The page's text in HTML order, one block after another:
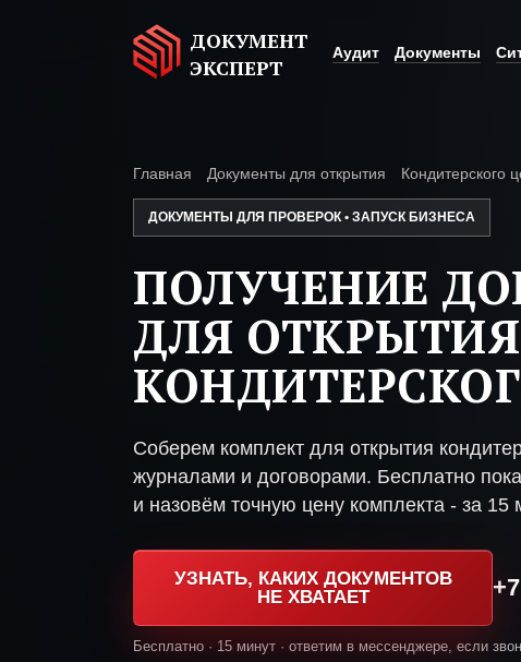
ДОКУМЕНТ
ЭКСПЕРТ
Аудит Документы
Главная Документы для открытия Кондитерского
ДОКУМЕНТЫ ДЛЯ ПРОВЕРОК • ЗАПУСК БИЗНЕСА
ПОЛУЧЕНИЕ
ДЛЯ ОТКРЫТИЯ
Соберем комплект для открытия
журналами и договорами. Бесплатно
и назовём точную цену комплекта - за 15
УЗНАТЬ, КАКИХ ДОКУМЕНТОВ
НЕ ХВАТАЕТ
Бесплатно · 15 минут · ответим в мессенджере, если